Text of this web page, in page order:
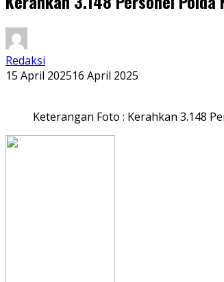
Redaksi
15 April 202516 April 2025
Keterangan Foto : Kerahkan 3.148